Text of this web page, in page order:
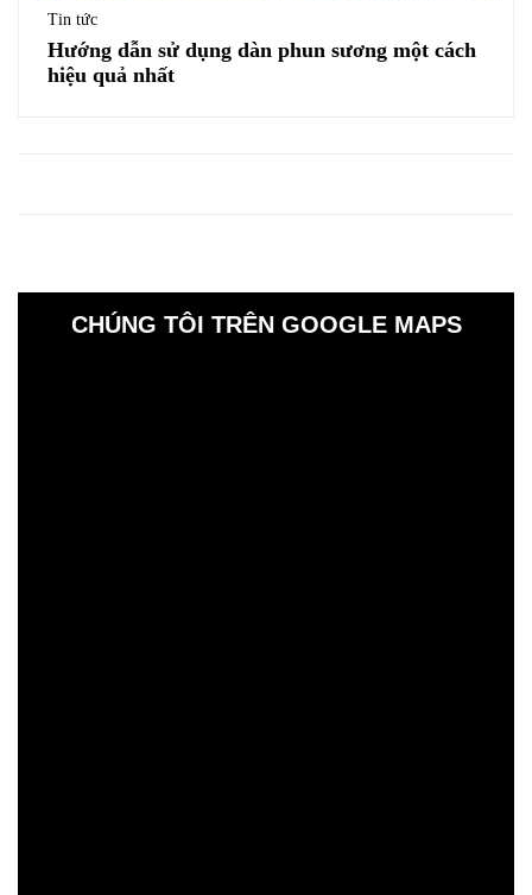
Tin tức
Hướng dẫn sử dụng dàn phun sương một cách
hiệu quả nhất
CHÚNG TÔI TRÊN GOOGLE MAPS